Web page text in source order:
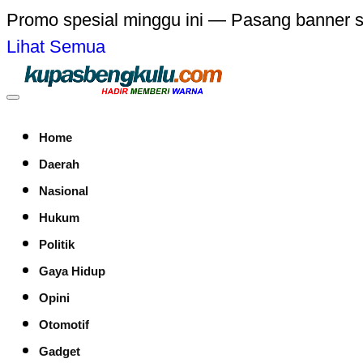
Promo spesial minggu ini — Pasang banner
Lihat Semua
Home
Daerah
Nasional
Hukum
Politik
Gaya Hidup
Opini
Otomotif
Gadget